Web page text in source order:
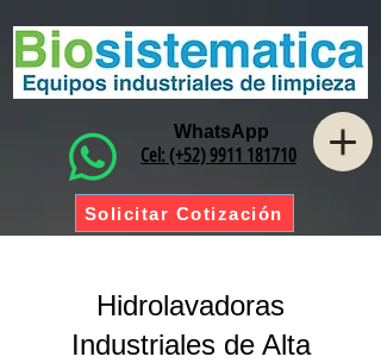
Solicitar Cotización
Cel: (+52) 9911 181710
WhatsApp
Hidrolavadoras
Industriales de Alta